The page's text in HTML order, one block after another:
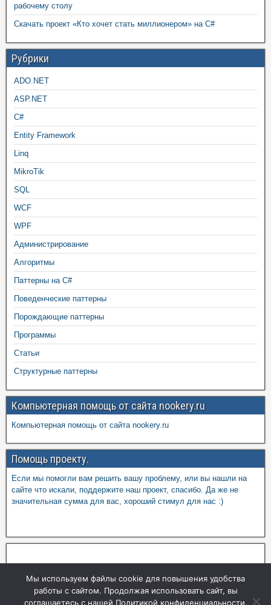
рабочему столу
Скачать проект «Кто хочет стать миллионером» на C#
Рубрики
ADO.NET
ASP.NET
C#
Entity Framework
Linq
MikroTik
SQL
WCF
WPF
Администрирование
Алгоритмы
Паттерны на C#
Поведенческие паттерны
Порождающие паттерны
Программы
Статьи
Структурные паттерны
Компьютерная помощь от сайта nookery.ru
Компьютерная помощь от сайта nookery.ru
Помощь проекту.
Если мы помогли вам решить вашу проблему, или вы нашли на
сайте что искали, поддержите наш проект, спасибо. Да же не
значительная сумма для вас, хороший стимул для нас :)
Мы используем файлы cookie для повышения удобства
работы с сайтом. Продолжая использовать сайт, вы
соглашаетесь с нашей Политикой конфиденциальности.